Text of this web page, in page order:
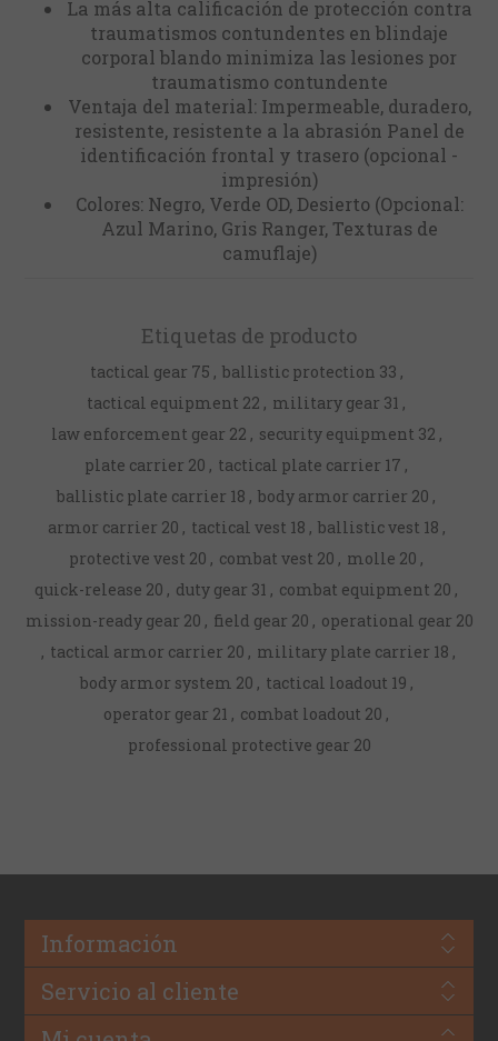
La más alta calificación de protección contra
traumatismos contundentes en blindaje
corporal blando minimiza las lesiones por
traumatismo contundente
Ventaja del material: Impermeable, duradero,
resistente, resistente a la abrasión Panel de
identificación frontal y trasero (opcional -
impresión)
Colores: Negro, Verde OD, Desierto (Opcional:
Azul Marino, Gris Ranger, Texturas de
camuflaje)
Etiquetas de producto
tactical gear 75 , ballistic protection 33 ,
tactical equipment 22 , military gear 31 ,
law enforcement gear 22 , security equipment 32 ,
plate carrier 20 , tactical plate carrier 17 ,
ballistic plate carrier 18 , body armor carrier 20 ,
armor carrier 20 , tactical vest 18 , ballistic vest 18 ,
protective vest 20 , combat vest 20 , molle 20 ,
quick-release 20 , duty gear 31 , combat equipment 20 ,
mission-ready gear 20 , field gear 20 , operational gear 20
, tactical armor carrier 20 , military plate carrier 18 ,
body armor system 20 , tactical loadout 19 ,
operator gear 21 , combat loadout 20 ,
professional protective gear 20
Información
Servicio al cliente